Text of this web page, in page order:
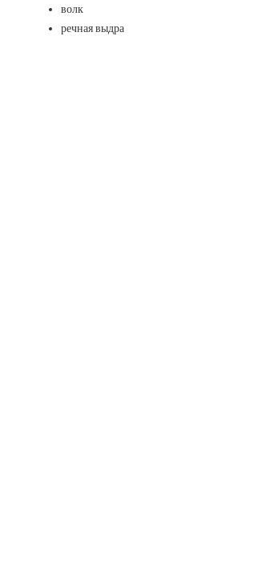
волк
речная выдра